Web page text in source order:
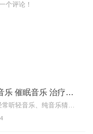
个评论！
spa深度睡眠音乐 放松音乐 催眠音乐 治疗音乐 胎教音乐 纯音乐 催眠曲
【官方福利区】发现你最近经常听轻音乐、纯音乐猜你喜欢喜马精选专辑《心理疗愈钢琴曲100首》一听就平静了，一听就困了缓解焦虑，帮助数百万听友入眠原价99元，福利...